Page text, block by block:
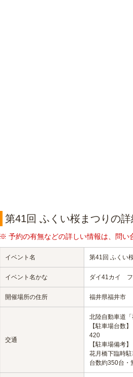
第41回 ふくい桜まつりの詳
※ 予約の有無などの詳しい情報は、問い
イベント名 第41回 ふくい
イベント名かな ダイ41カイ フ
開催場所の住所 福井県福井市
交通
北陸自動車道
【駐車場台数】
420
【駐車場備考】
花月橋下臨時
台数約350台・